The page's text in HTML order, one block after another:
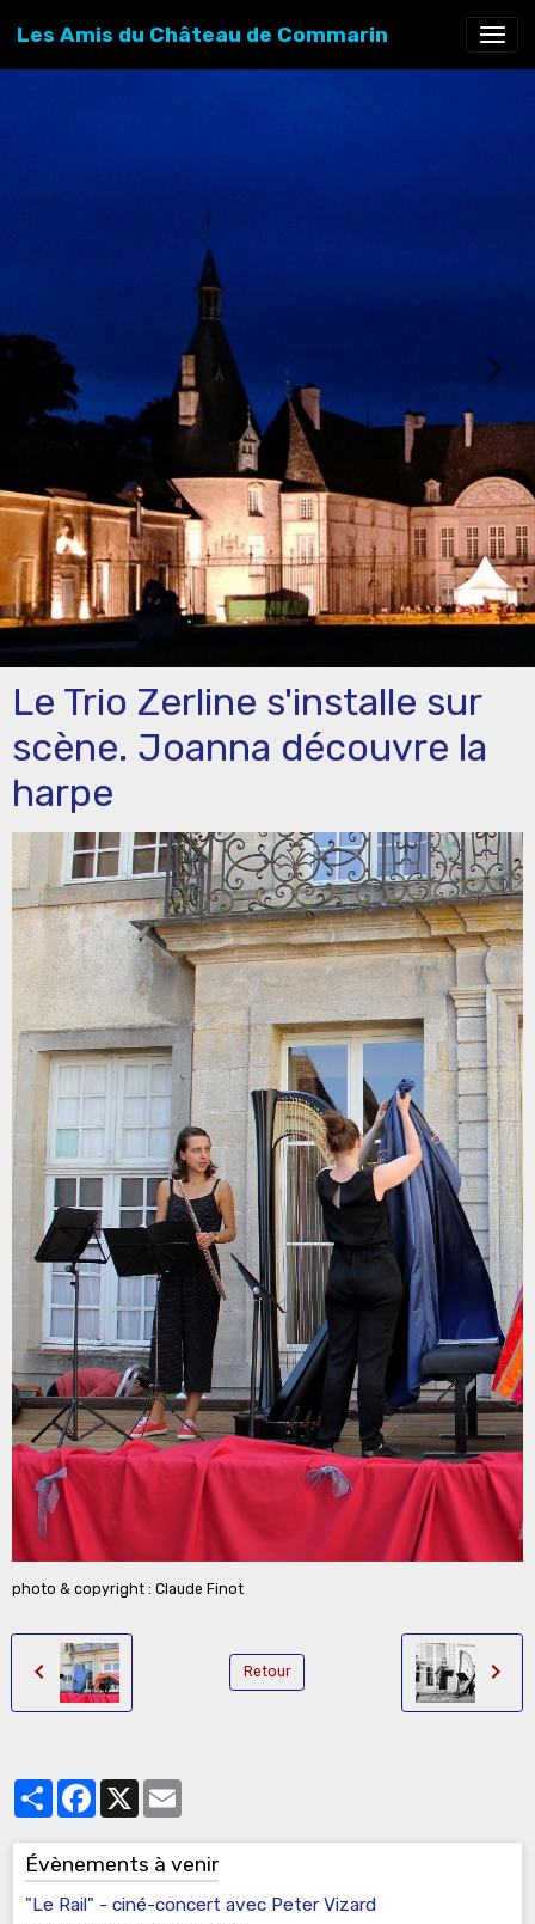
Les Amis du Château de Commarin
Le Trio Zerline s'installe sur
scène. Joanna découvre la
harpe
photo & copyright : Claude Finot
Retour
PartagerFacebook
Évènements à venir
"Le Rail" - ciné-concert avec Peter Vizard